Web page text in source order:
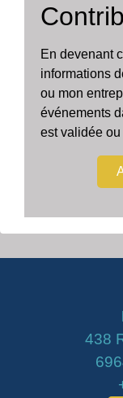
En devenant
informations
ou mon
événements
est validée
438